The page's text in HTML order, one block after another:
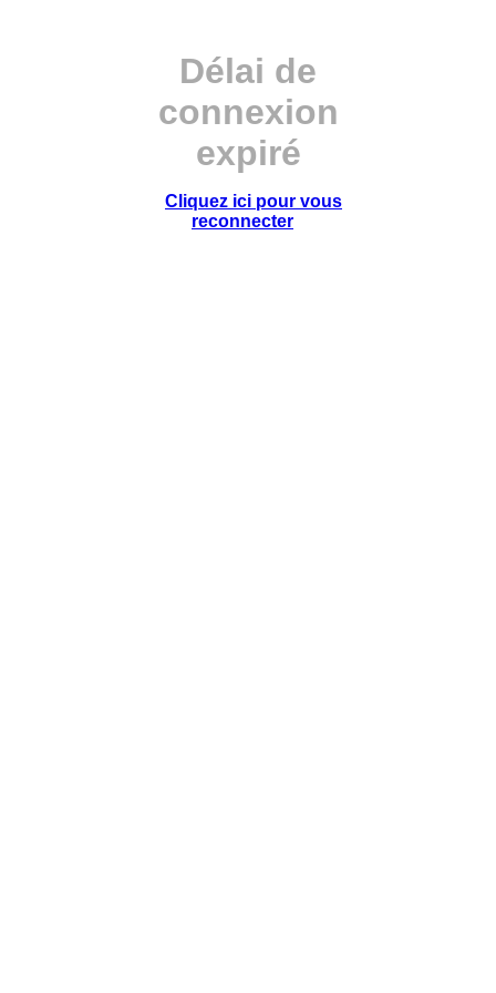
Délai de
connexion
expiré
Cliquez ici pour vous
reconnecter